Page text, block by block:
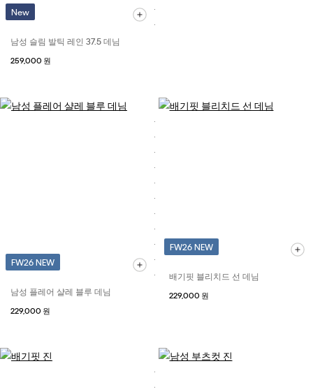
New
남성 슬림 발틱 레인 37.5 데님
259,000 원
FW26 NEW
남성 플레어 샬레 블루 데님
229,000 원
FW26 NEW
배기핏 블리치드 선 데님
229,000 원